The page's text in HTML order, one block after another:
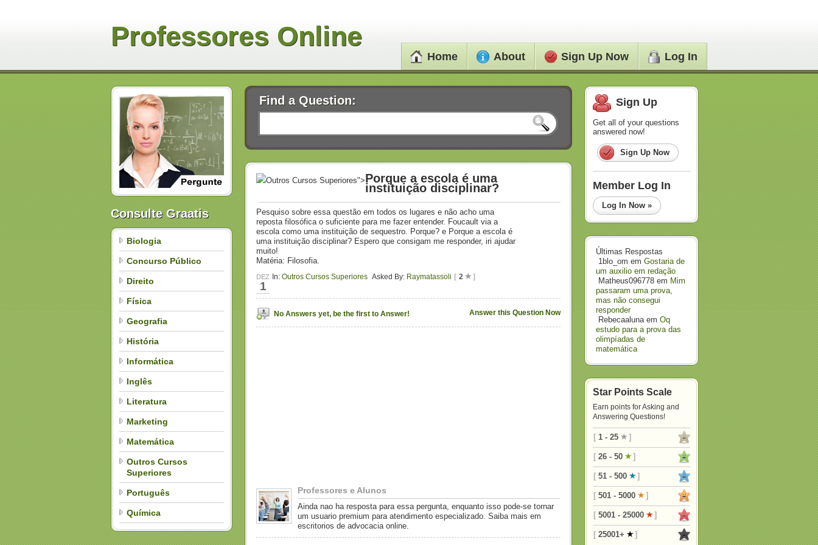
Home About Sign Up Now Log In
Professores Online
Consulte Graatis
Biologia
Concurso Público
Direito
Física
Geografia
História
Informática
Inglês
Literatura
Marketing
Matemática
Outros Cursos
Superiores
Português
Química
Find a Question:
Outros Cursos Superiores">Porque a escola é uma
instituição disciplinar?
Pesquiso sobre essa questão em todos os lugares e não acho uma
reposta filosófica o suficiente para me fazer entender. Foucault via a
escola como uma instituição de sequestro. Porque? e Porque a escola é
uma instituição disciplinar? Espero que consigam me responder, iri ajudar
muito!
Matéria: Filosofia.
In: Outros Cursos Superiores Asked By: Raymatassoli [ 2 ]
DEZ
1
Answer this Question Now
No Answers yet, be the first to Answer!
Professores e Alunos
Ainda nao ha resposta para essa pergunta, enquanto isso pode-se tornar
um usuario premium para atendimento especializado. Saiba mais em
escritorios de advocacia online.
Sign Up
Get all of your questions
answered now!
Sign Up Now
Member Log In
Log In Now »
Últimas Respostas
1blo_om em Gostaria de
um auxilio em redação
Matheus096778 em Mim
passaram uma prova,
mas não consegui
responder
Rebecaalunaem Oq
estudo para a prova das
olimpíadas de
matemática
Star Points Scale
Earn points for Asking and
Answering Questions!
[ 1 - 25 ]
[ 26 - 50 ]
[ 51 - 500 ]
[ 501 - 5000 ]
[ 5001 - 25000 ]
[ 25001+ ]